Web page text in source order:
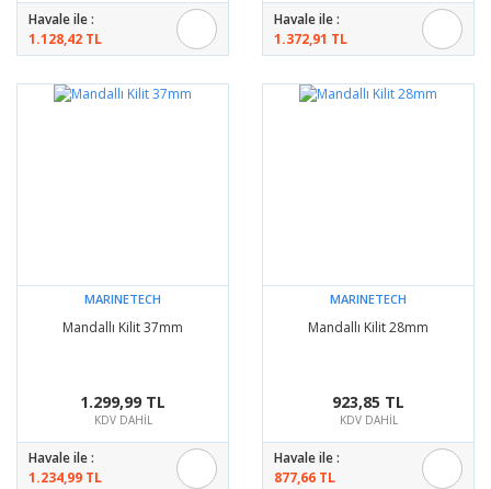
Havale ile :
1.128,42 TL
Havale ile :
1.372,91 TL
MARINETECH
Mandallı Kilit 37mm
1.299,99 TL
KDV DAHİL
Havale ile :
1.234,99 TL
MARINETECH
Mandallı Kilit 28mm
923,85 TL
KDV DAHİL
Havale ile :
877,66 TL